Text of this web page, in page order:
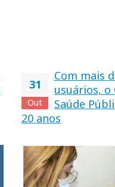
31
Out
Com mais
usuários, o
Saúde
20 anos